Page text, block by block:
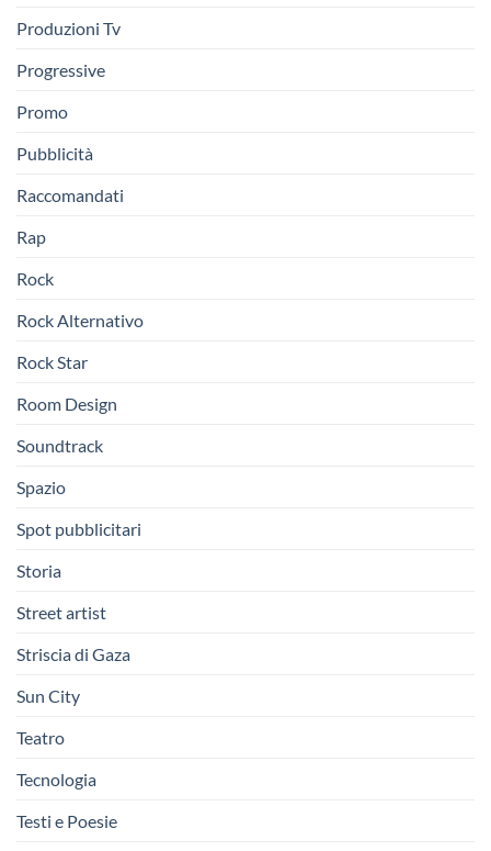
Produzioni Tv
Progressive
Promo
Pubblicità
Raccomandati
Rap
Rock
Rock Alternativo
Rock Star
Room Design
Soundtrack
Spazio
Spot pubblicitari
Storia
Street artist
Striscia di Gaza
Sun City
Teatro
Tecnologia
Testi e Poesie